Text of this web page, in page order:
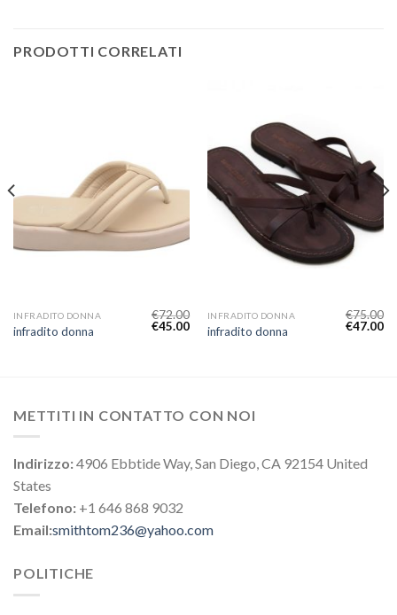
PRODOTTI CORRELATI
INFRADITO DONNA
infradito donna
€72.00
€45.00
INFRADITO DONNA
infradito donna
€75.00
€47.00
METTITI IN CONTATTO CON NOI
Indirizzo:4906 Ebbtide Way, San Diego, CA 92154 United
States
Telefono: +1 646 868 9032
Email:smithtom236@yahoo.com
POLITICHE